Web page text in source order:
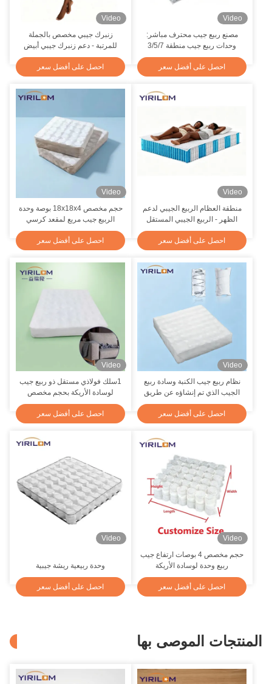
Video
مصنع ربيع جيب محترف مباشر:
وحدات ربيع جيب منطقة 3/5/7
إيرگونومية وربيع جيب دائم لإنتاج
الفراش
احصل على أفضل سعر
Video
زنبرك جيبي مخصص بالجملة
للمرتبة - دعم زنبرك جيبي أبيض
مستقل فاخر من مصنع زنبرك جيبي
رائد في الصين
احصل على أفضل سعر
Video
منطقة العظام الربيع الجيبي لدعم
الظهر - الربيع الجيبي المستقل
لمكونات الفراش من مصنع ربيع
الجيب المهني
احصل على أفضل سعر
Video
حجم مخصص 18x18x4 بوصة وحدة
الربيع جيب مربع لمقعد كرسي
الأريكة
احصل على أفضل سعر
Video
نظام ربيع جيب الكنبة وسادة ربيع
الجيب الذي تم إنشاؤه عن طريق
لف جيوب ربيع فردية
احصل على أفضل سعر
Video
1سلك فولاذي مستقل ذو ربيع جيب
لوسادة الأريكة بحجم مخصص
احصل على أفضل سعر
Video
حجم مخصص 4 بوصات ارتفاع جيب
ربيع وحدة لوسادة الأريكة
احصل على أفضل سعر
Video
وحدة ربيعية ريشة جيبية
احصل على أفضل سعر
المنتجات الموصى بها